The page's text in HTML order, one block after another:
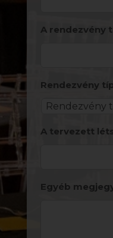
A rendezvény
Format:
YYYY
MM
Rendezvény
A tervezett
Egyéb